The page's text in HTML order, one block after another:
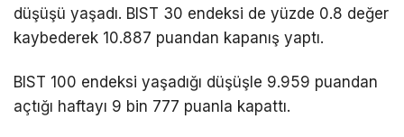
düşüşü yaşadı. BIST 30 endeksi de yüzde 0.8 değer
kaybederek 10.887 puandan kapanış yaptı.
BIST 100 endeksi yaşadığı düşüşle 9.959 puandan
açtığı haftayı 9 bin 777 puanla kapattı.